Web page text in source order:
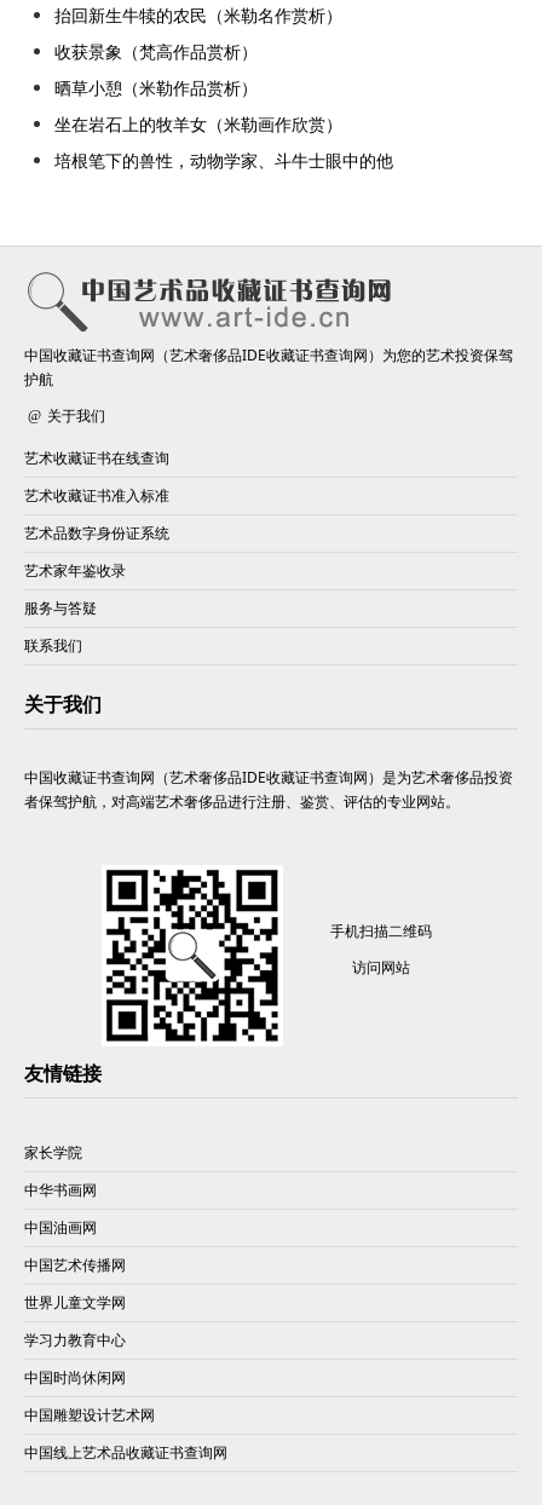
抬回新生牛犊的农民（米勒名作赏析）
收获景象（梵高作品赏析）
晒草小憩（米勒作品赏析）
坐在岩石上的牧羊女（米勒画作欣赏）
培根笔下的兽性，动物学家、斗牛士眼中的他
中国收藏证书查询网（艺术奢侈品IDE收藏证书查询网）为您的艺术投资保驾
护航
关于我们
艺术收藏证书在线查询
艺术收藏证书准入标准
艺术品数字身份证系统
艺术家年鉴收录
服务与答疑
联系我们
关于我们
中国收藏证书查询网（艺术奢侈品IDE收藏证书查询网）是为艺术奢侈品投资
者保驾护航，对高端艺术奢侈品进行注册、鉴赏、评估的专业网站。
手机扫描二维码
访问网站
友情链接
家长学院
中华书画网
中国油画网
中国艺术传播网
世界儿童文学网
学习力教育中心
中国时尚休闲网
中国雕塑设计艺术网
中国线上艺术品收藏证书查询网